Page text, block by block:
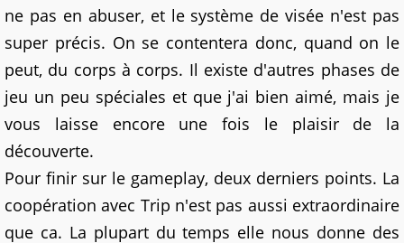
ne pas en abuser, et le système de visée n'est pas
super précis. On se contentera donc, quand on le
peut, du corps à corps. Il existe d'autres phases de
jeu un peu spéciales et que j'ai bien aimé, mais je
vous laisse encore une fois le plaisir de la
découverte.
Pour finir sur le gameplay, deux derniers points. La
coopération avec Trip n'est pas aussi extraordinaire
que ca. La plupart du temps elle nous donne des